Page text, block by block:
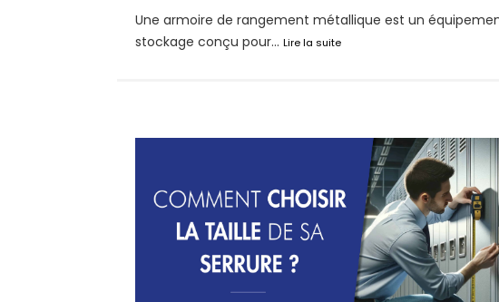
Une armoire de rangement métallique est un
stockage conçu pour... Lire la suite